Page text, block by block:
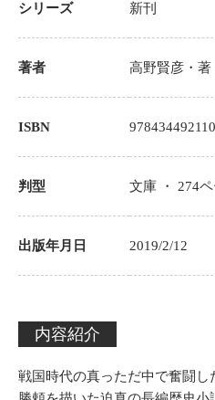
シリーズ 新刊
著者 高野賢彦 ・著
ISBN
判型 文庫 ・ 274
出版年月日 2019/2/12
内容紹介
戦国時代の真っただ中で奮闘し